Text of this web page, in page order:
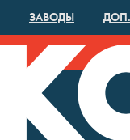
ЗАВОДЫ